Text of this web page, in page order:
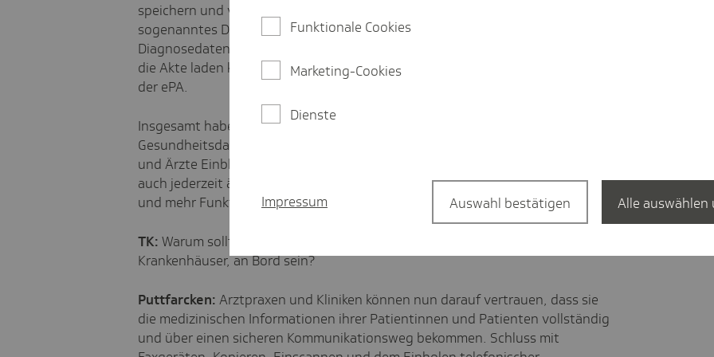
speichern und verwalten. In der ePA der TK, dem "TK-Safe", bieten wir ein
sogenanntes Datenabo an, mit dem sich Versicherte Informationen wie
Diagnosedaten, Medikamentenverordnungen oder Impfdaten automatisch in
die Akte laden können. Das ist seit der Testphase die beliebteste Funktion in
der ePA.
Insgesamt haben die Versicherten endlich mehr Kontrolle über ihre eigenen
Gesundheitsdaten. Versicherte können selbst bestimmen, welche Ärztinnen
und Ärzte Einblick in ihre Daten bekommen sollen und diese Einstellungen
auch jederzeit ändern. Die ePA wird nach und nach weiterentwickelt werden
und mehr Funktionen bekommen.
TK: Warum sollten Leistungserbringer, wie zum Beispiel Arztpraxen oder
Krankenhäuser, an Bord sein?
Puttfarcken: Arztpraxen und Kliniken können nun darauf vertrauen, dass sie
die medizinischen Informationen ihrer Patientinnen und Patienten vollständig
und über einen sicheren Kommunikationsweg bekommen. Schluss mit
Funktionale Cookies
Marketing-Cookies
Dienste
Impressum Auswahl bestätigen Alle auswählen